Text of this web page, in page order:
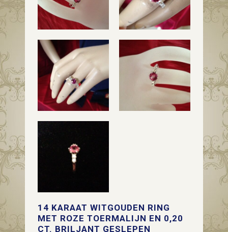
14 KARAAT WITGOUDEN RING
MET ROZE TOERMALIJN EN 0,20
CT. BRILJANT GESLEPEN